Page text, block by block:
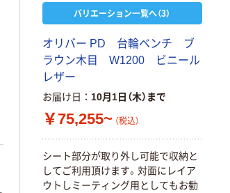
バリエーション一覧へ（3）
オリバー PD 台輪ベンチ ブ
ラウン木目 W1200 ビニール
レザー
お届け日 10月1日（木）まで
￥75,255~ （税込）
シート部分が取り外し可能で収納と
してご利用頂けます。対面にレイア
ウトしミーティング用としてもお勧